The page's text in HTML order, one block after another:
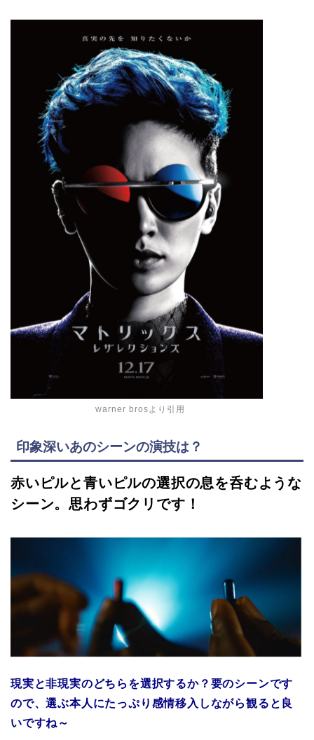
warner brosより引用
印象深いあのシーンの演技は？
赤いピルと青いピルの選択の息を呑むような
シーン。思わずゴクリです！
現実と非現実のどちらを選択するか？要のシーンです
ので、選ぶ本人にたっぷり感情移入しながら観ると良
いですね～